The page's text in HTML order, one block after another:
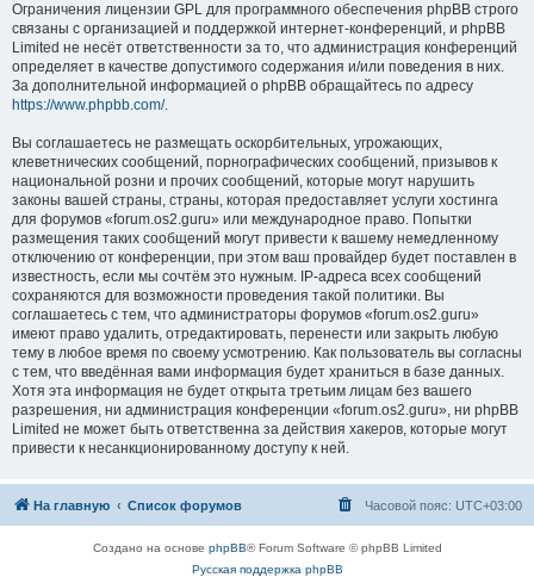
Ограничения лицензии GPL для программного обеспечения phpBB строго
связаны с организацией и поддержкой интернет-конференций, и phpBB
Limited не несёт ответственности за то, что администрация конференций
определяет в качестве допустимого содержания и/или поведения в них.
За дополнительной информацией о phpBB обращайтесь по адресу
https://www.phpbb.com/.
Вы соглашаетесь не размещать оскорбительных, угрожающих,
клеветнических сообщений, порнографических сообщений, призывов к
национальной розни и прочих сообщений, которые могут нарушить
законы вашей страны, страны, которая предоставляет услуги хостинга
для форумов «forum.os2.guru» или международное право. Попытки
размещения таких сообщений могут привести к вашему немедленному
отключению от конференции, при этом ваш провайдер будет поставлен в
известность, если мы сочтём это нужным. IP-адреса всех сообщений
сохраняются для возможности проведения такой политики. Вы
соглашаетесь с тем, что администраторы форумов «forum.os2.guru»
имеют право удалить, отредактировать, перенести или закрыть любую
тему в любое время по своему усмотрению. Как пользователь вы согласны
с тем, что введённая вами информация будет храниться в базе данных.
Хотя эта информация не будет открыта третьим лицам без вашего
разрешения, ни администрация конференции «forum.os2.guru», ни phpBB
Limited не может быть ответственна за действия хакеров, которые могут
привести к несанкционированному доступу к ней.
На главную Список форумов Часовой пояс: UTC+03:00
Создано на основе phpBB® Forum Software © phpBB Limited
Русская поддержка phpBB